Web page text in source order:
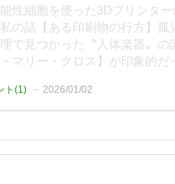
性細胞を使った3Dプリンタ
の話【ある印刷物の行方】孤
で見つかった〝人体楽器〟
マリー・クロス】が印象的だ
ト(1) 2026/01/02